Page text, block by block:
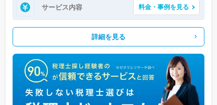
サービス内容 料金・事例を見る
詳細を見る